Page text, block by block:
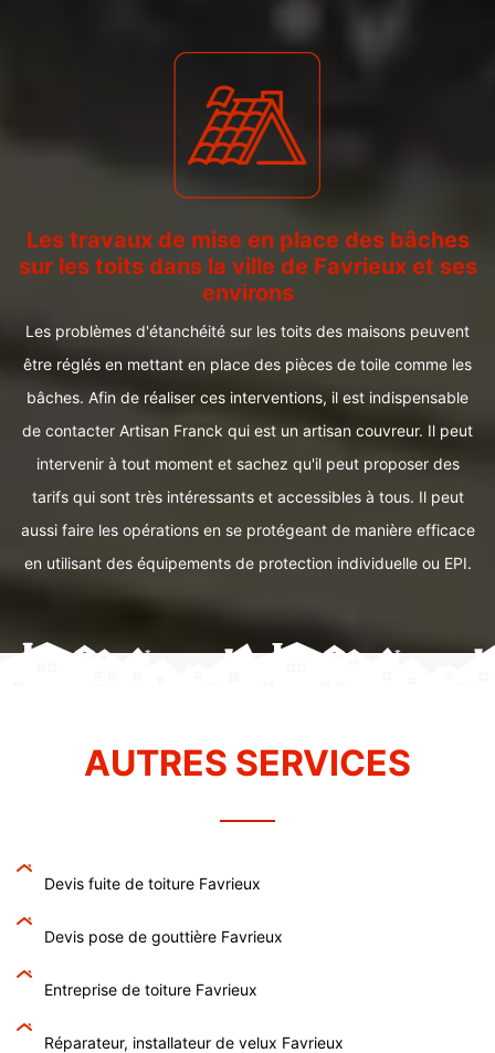
Les travaux de mise en place des bâches
sur les toits dans la ville de Favrieux et ses
environs
Les problèmes d'étanchéité sur les toits des maisons peuvent
être réglés en mettant en place des pièces de toile comme les
bâches. Afin de réaliser ces interventions, il est indispensable
de contacter Artisan Franck qui est un artisan couvreur. Il peut
intervenir à tout moment et sachez qu'il peut proposer des
tarifs qui sont très intéressants et accessibles à tous. Il peut
aussi faire les opérations en se protégeant de manière efficace
en utilisant des équipements de protection individuelle ou EPI.
AUTRES SERVICES
Devis fuite de toiture Favrieux
Devis pose de gouttière Favrieux
Entreprise de toiture Favrieux
Réparateur, installateur de velux Favrieux